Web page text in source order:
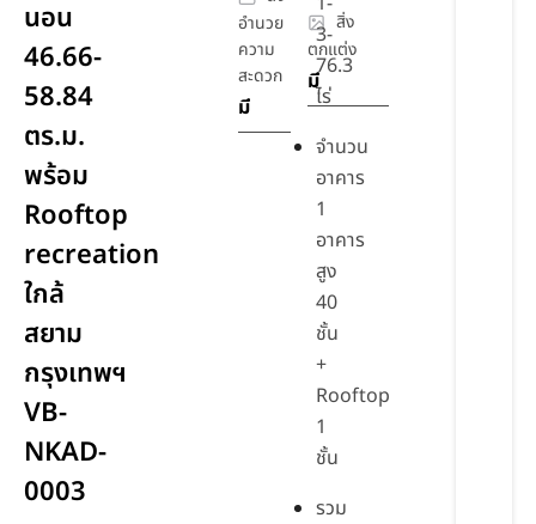
นอน
46.66-
58.84
ตร.ม.
พร้อม
Rooftop
recreation
ใกล้
สยาม
กรุงเทพฯ
VB-
NKAD-
0003
อำนวย
ความ
สะดวก
มี
สิ่ง
ตกแต่ง
มี
3-
76.3
ไร่
จำนวน
อาคาร
1
อาคาร
สูง
40
ชั้น
+
Rooftop
1
ชั้น
รวม